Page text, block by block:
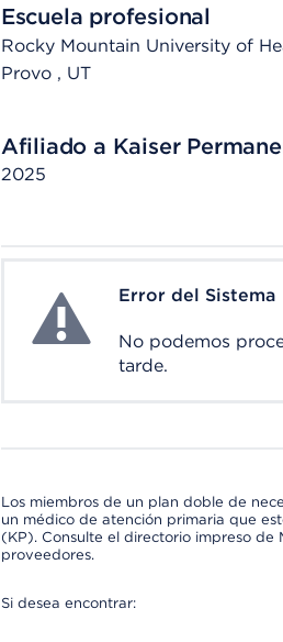
Escuela profesional
Rocky Mountain University of
Provo , UT
Afiliado a Kaiser
2025
System ErrorError del Sistema
No podemos
tarde.
Los miembros de un plan doble de
un médico de atención primaria que
(KP). Consulte el directorio impreso
proveedores.
Si desea encontrar: